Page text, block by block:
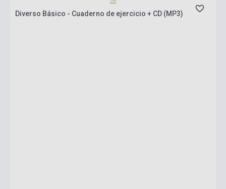
Diverso Básico - Cuaderno de ejercicio + CD (MP3)